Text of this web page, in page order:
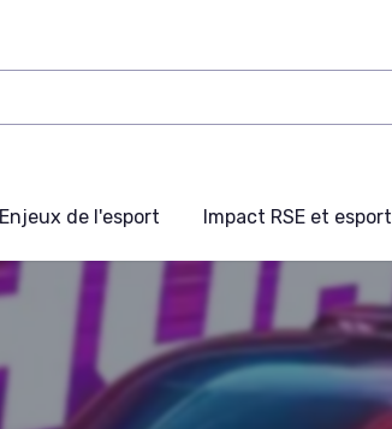
Enjeux de l'esport Impact RSE et esport